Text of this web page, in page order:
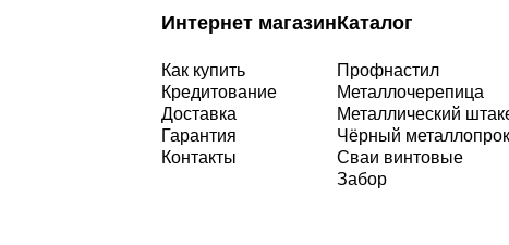
Интернет магазин
Как купить
Кредитование
Доставка
Гарантия
Контакты
Каталог
Профнастил
Металлочерепица
Металлический
Чёрный
Сваи винтовые
Забор